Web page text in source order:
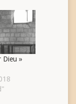
Dieu »